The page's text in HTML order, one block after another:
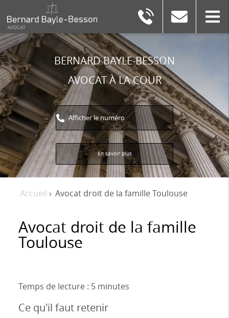
BERNARD
BAYLE-
BESSON
BERNARD BAYLE-BESSON
AVOCAT À LA COUR
Afficher le numéro
En savoir plus
Accueil › Avocat droit de la famille Toulouse
Avocat droit de la famille
Toulouse
Temps de lecture : 5 minutes
Ce qu'il faut retenir